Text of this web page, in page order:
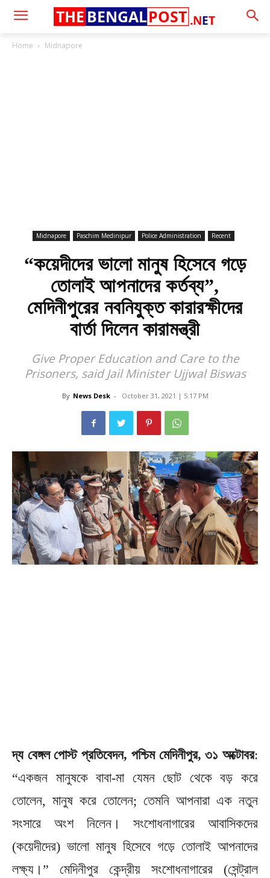
.NET
THE BENGALPOST
Home Midnapore
Midnapore Paschim Medinipur Police Administration Recent
“কয়েদীদের ভালো মানুষ হিসেবে গড়ে
তোলাই আপনাদের কর্তব্য”,
মেদিনীপুরের নবনিযুক্ত কারারক্ষীদের
বার্তা দিলেন কারামন্ত্রী
Give Proper Education and Care to the
Prisoners, said Jail Minister Ujjwal Biswas
By News Desk - October 31, 2021 | 5:17 PM
দ্য বেঙ্গল পোস্ট প্রতিবেদন, পশ্চিম মেদিনীপুর, ৩১ অক্টোবর:
“একজন মানুষকে বাবা-মা যেমন ছোট থেকে বড় করে
তোলেন, মানুষ করে তোলেন; তেমনি আপনারা এক নতুন
সংসারে অংশ নিলেন। সংশোধনাগারের আবাসিকদের
(কয়েদীদের) ভালো মানুষ হিসেবে গড়ে তোলাই আপনাদের
লক্ষ্য।” মেদিনীপুর কেন্দ্রীয় সংশোধনাগারের (সেন্ট্রাল